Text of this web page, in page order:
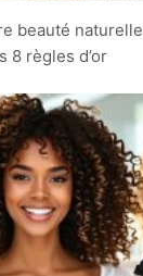
beauté
8 règles d’or